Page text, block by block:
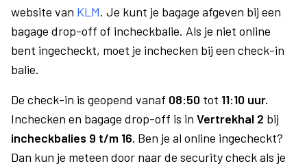
website van KLM. Je kunt je bagage afgeven bij een
bagage drop-off of incheckbalie. Als je niet online
bent ingecheckt, moet je inchecken bij een check-in
balie.
De check-in is geopend vanaf 08:50 tot 11:10 uur.
Inchecken en bagage drop-off is in Vertrekhal 2 bij
incheckbalies 9 t/m 16. Ben je al online ingecheckt?
Dan kun je meteen door naar de security check als je